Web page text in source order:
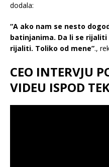
dodala:
“A ako nam se nesto
batinjanima. Da li se
rijaliti. Toliko od mene”.,
CEO INTERVJU
VIDEU ISPOD